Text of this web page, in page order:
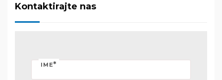
Kontaktirajte nas
IME*